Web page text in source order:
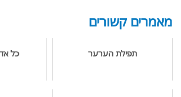
מאמרים קשורים
תפילת הערער כל